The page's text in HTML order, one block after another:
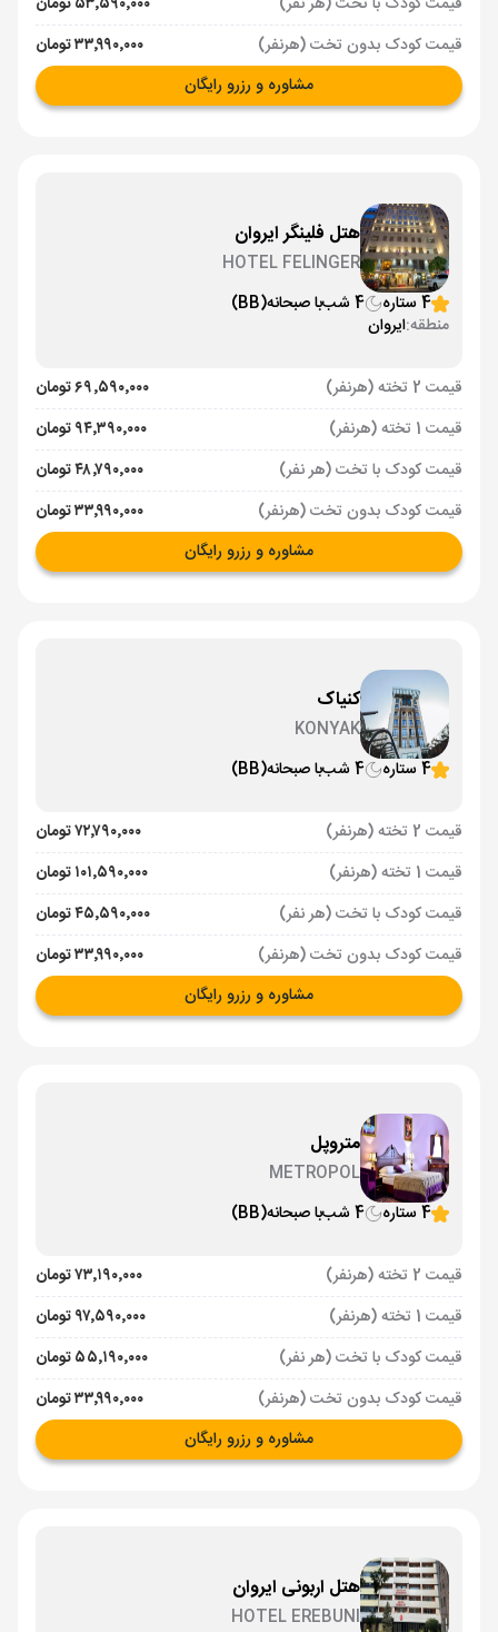
قیمت کودک بدون تخت (هرنفر)
۳۳٬۹۹۰٬۰۰۰ تومان
مشاوره و رزرو رایگان
هتل فلینگر ایروان
HOTEL FELINGER
4 ستاره
4 شب با صبحانه(BB)
منطقه:ایروان
قیمت 2 تخته (هرنفر)
۶۹٬۵۹۰٬۰۰۰ تومان
قیمت 1 تخته (هرنفر)
۹۴٬۳۹۰٬۰۰۰ تومان
قیمت کودک با تخت (هر نفر)
۴۸٬۷۹۰٬۰۰۰ تومان
قیمت کودک بدون تخت (هرنفر)
۳۳٬۹۹۰٬۰۰۰ تومان
مشاوره و رزرو رایگان
کنیاک
KONYAK
4 ستاره
4 شب با صبحانه(BB)
قیمت 2 تخته (هرنفر)
۷۲٬۷۹۰٬۰۰۰ تومان
قیمت 1 تخته (هرنفر)
۱۰۱٬۵۹۰٬۰۰۰ تومان
قیمت کودک با تخت (هر نفر)
۴۵٬۵۹۰٬۰۰۰ تومان
قیمت کودک بدون تخت (هرنفر)
۳۳٬۹۹۰٬۰۰۰ تومان
مشاوره و رزرو رایگان
متروپل
METROPOL
4 ستاره
4 شب با صبحانه(BB)
قیمت 2 تخته (هرنفر)
۷۳٬۱۹۰٬۰۰۰ تومان
قیمت 1 تخته (هرنفر)
۹۷٬۵۹۰٬۰۰۰ تومان
قیمت کودک با تخت (هر نفر)
۵۵٬۱۹۰٬۰۰۰ تومان
قیمت کودک بدون تخت (هرنفر)
۳۳٬۹۹۰٬۰۰۰ تومان
مشاوره و رزرو رایگان
هتل اربونی ایروان
HOTEL EREBUNI